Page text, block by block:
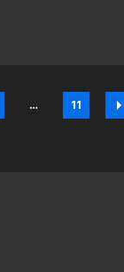
Página
…
Página
11